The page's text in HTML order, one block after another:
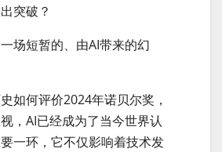
突破？
场短暂的、由AI带来的幻
如何评价2024年诺贝尔奖，
，AI已经成为了当今世界认
一环，它不仅影响着技术发